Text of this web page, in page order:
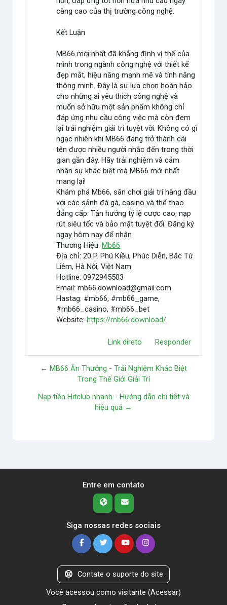
càng cao của thị trường công nghệ.
Kết Luận
MB66 mới nhất đã khẳng định vị thế của
mình trong ngành công nghệ với thiết kế
đẹp mắt, hiệu năng mạnh mẽ và tính năng
thông minh. Đây là sự lựa chọn hoàn hảo
cho những ai yêu thích công nghệ và
muốn sở hữu một sản phẩm không chỉ
đáp ứng nhu cầu công việc mà còn đem
lại trải nghiệm giải trí tuyệt vời. Không có gì
ngạc nhiên khi MB66 đang trở thành cái
tên được nhiều người nhắc đến trong thời
gian gần đây. Hãy trải nghiệm và cảm
nhận sự khác biệt mà MB66 mới nhất
mang lại!
Khám phá Mb66, sân chơi giải trí hàng đầu
với các sảnh đá gà, casino và thể thao
đẳng cấp. Tận hưởng tỷ lệ cược cao, nạp
rút siêu tốc và bảo mật tuyệt đối. Đăng ký
ngay hôm nay để nhận
Thương Hiệu: Mb66
Địa chỉ: 20 P. Phú Kiều, Phúc Diễn, Bắc Từ
Liêm, Hà Nội, Việt Nam
Hotline: 0972945503
Email: mb66.download@gmail.com
Hastag: #mb66, #mb66_game,
#mb66_casino, #mb66_bet
Website: https://mb66.download/
Link direto Responder
← MB66 Ăn Thưởng - Trải Nghiệm Khác Biệt
Trong Thế Giới Giải Trí
Nạp tiền Hitclub nhanh - Hướng dẫn chi tiết và
hiệu quả →
Entre em contato
Siga nossas redes sociais
Contate o suporte do site
Você acessou como visitante (Acessar)